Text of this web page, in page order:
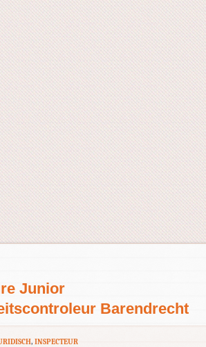
Junior
Barendrecht
, INSPECTEUR